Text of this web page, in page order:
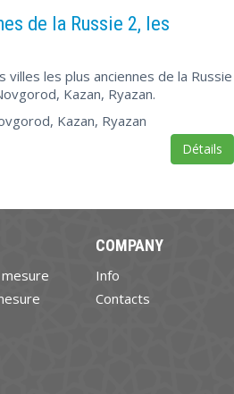
de la Russie 2, les
les plus anciennes de la Russie
Kazan, Ryazan.
Kazan, Ryazan
Détails
COMPANY
Info
Contacts